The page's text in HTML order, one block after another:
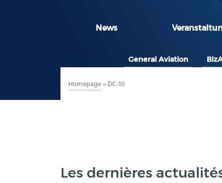
News
General Aviation
Homepage»DC-10
Les dernières